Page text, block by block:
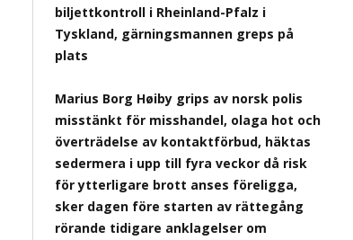
biljettkontroll i Rheinland-Pfalz i
Tyskland, gärningsmannen greps på
plats
Marius Borg Høiby grips av norsk polis
misstänkt för misshandel, olaga hot och
överträdelse av kontaktförbud, häktas
sedermera i upp till fyra veckor då risk
för ytterligare brott anses föreligga,
sker dagen före starten av rättegång
rörande tidigare anklagelser om